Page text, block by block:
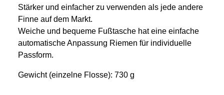
Stärker und einfacher zu verwenden als jede andere
Finne auf dem Markt.
Weiche und bequeme Fußtasche hat eine einfache
automatische Anpassung Riemen für individuelle
Passform.
Gewicht (einzelne Flosse): 730 g